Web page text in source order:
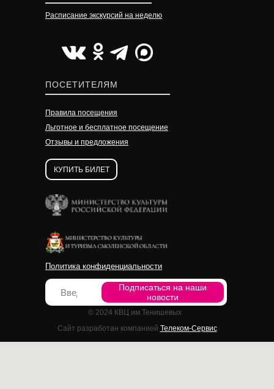
УЗНАТЬ ПОДРОБНЕЕ
Расписание экскурсий на неделю
ПОСЕТИТЕЛЯМ
Правила посещения
Льготное и бесплатное посещение
Отзывы и предложения
© 2024 КВЦ им.Тенишевых
КУПИТЬ БИЛЕТ
Политика конфиденциальности
Подписаться на наши
новости
Сайт разработан компанией Телеком-Сервис